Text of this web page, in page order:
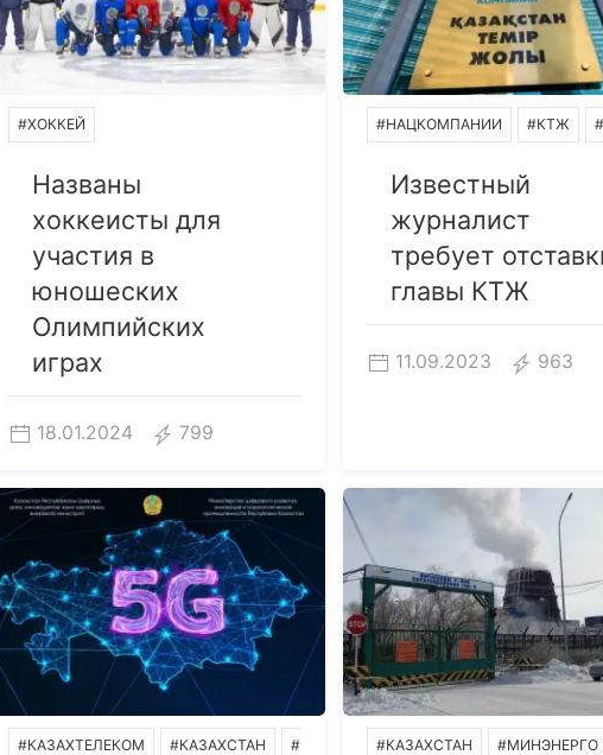
#ХОККЕЙ
Названы
хоккеисты для
участия в
юношеских
Олимпийских
играх
18.01.2024 799
#НАЦКОМПАНИИ #КТЖ
Известный
журналист
требует
главы КТЖ
11.09.2023 963
#МЫСЛИ ВСЛУХ
#КАЗАХТЕЛЕКОМ #КАЗАХСТАН #БИЗНЕС #МЦРИАП РК #МУСИН
#КАЗАХСТАН #МИНЭНЕРГО